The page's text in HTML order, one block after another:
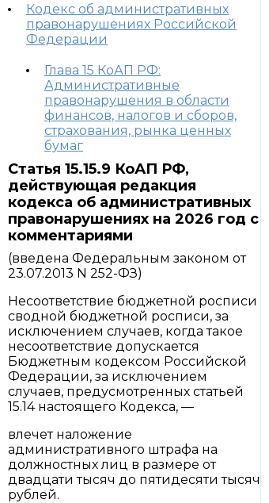
Кодекс об административных
правонарушениях Российской
Федерации
Глава 15 КоАП РФ:
Административные
правонарушения в области
финансов, налогов и сборов,
страхования, рынка ценных
бумаг
Статья 15.15.9 КоАП РФ,
действующая редакция
кодекса об административных
правонарушениях на 2026 год с
комментариями
(введена Федеральным законом от
23.07.2013 N 252-ФЗ)
Несоответствие бюджетной росписи
сводной бюджетной росписи, за
исключением случаев, когда такое
несоответствие допускается
Бюджетным кодексом Российской
Федерации, за исключением
случаев, предусмотренных статьей
15.14 настоящего Кодекса, —
влечет наложение
административного штрафа на
должностных лиц в размере от
двадцати тысяч до пятидесяти тысяч
рублей.